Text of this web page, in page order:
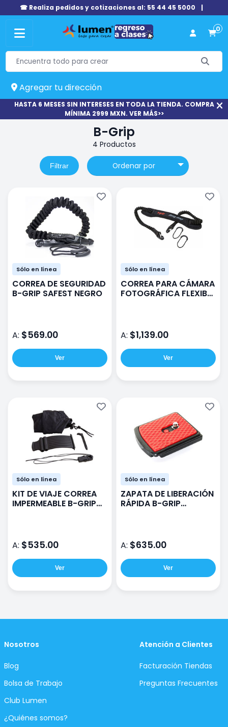
☎ Realiza pedidos y cotizaciones al: 55 44 45 5000 |
0
Agregar tu dirección
HASTA 6 MESES SIN INTERESES EN TODA LA TIENDA. COMPRA
MÍNIMA 2999 MXN. VER MÁS>>
B-Grip
Filtrar
4 Productos
Ordenar por
Sólo en línea
CORREA DE SEGURIDAD
B-GRIP SAFEST NEGRO
A: $569.00
Ver
Sólo en línea
CORREA PARA CÁMARA
FOTOGRÁFICA FLEXIBLE
A: $1,139.00
Ver
Sólo en línea
KIT DE VIAJE CORREA
IMPERMEABLE B-GRIP
A: $535.00
Ver
Sólo en línea
ZAPATA DE LIBERACIÓN
RÁPIDA B-GRIP
A: $635.00
Ver
Nosotros
Blog
Bolsa de Trabajo
Club Lumen
¿Quiénes somos?
Atención a Clientes
Facturación Tiendas
Preguntas Frecuentes